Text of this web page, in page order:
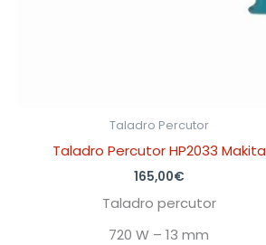
Taladro Percutor
Taladro Percutor HP2033 Makita
165,00€
Taladro percutor
720 W – 13 mm